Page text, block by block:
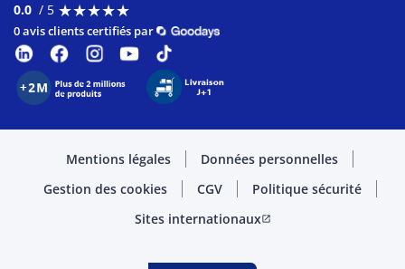
0.0 / 5 ★★★★★
★★★★★
0 avis clients certifiés par
Mentions légales
Données personnelles
Gestion des cookies
CGV
Politique sécurité
Sites internationauxopen_in_new